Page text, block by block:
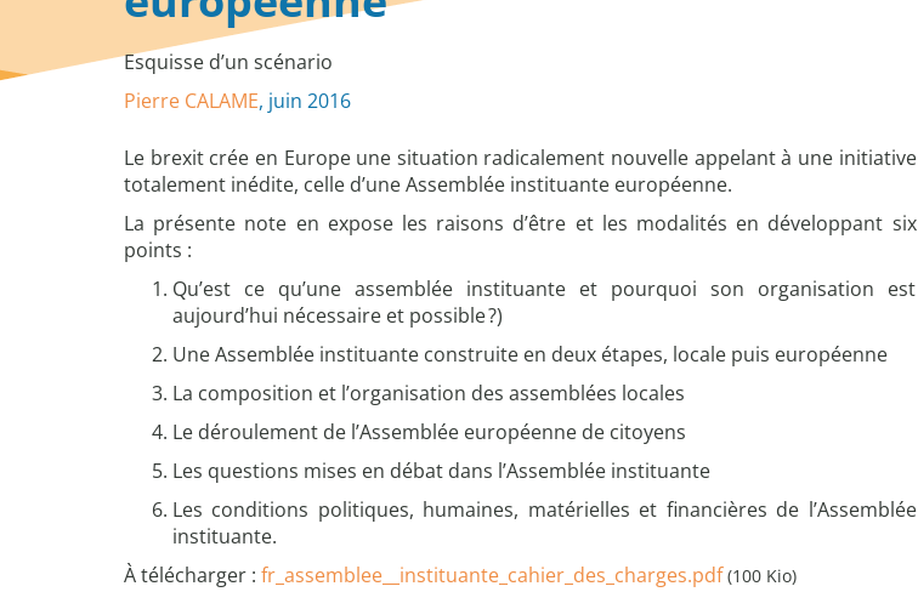
Esquisse d’un scénario
Pierre CALAME, juin 2016
Le brexit crée en Europe une situation radicalement nouvelle appelant à une initiative
totalement inédite, celle d’une Assemblée instituante européenne.
La présente note en expose les raisons d’être et les modalités en développant six
points :
Qu’est ce qu’une assemblée instituante et pourquoi son organisation est
aujourd’hui nécessaire et possible ?)
Une Assemblée instituante construite en deux étapes, locale puis européenne
La composition et l’organisation des assemblées locales
Le déroulement de l’Assemblée européenne de citoyens
Les questions mises en débat dans l’Assemblée instituante
Les conditions politiques, humaines, matérielles et financières de l’Assemblée
instituante.
À télécharger : fr_assemblee__instituante_cahier_des_charges.pdf (100 Kio)